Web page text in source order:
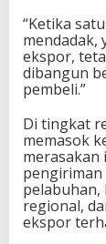
“Ketika
mendadak,
ekspor,
dibangun
pembeli.”
Di tingkat
memasok
merasakan
regional,
ekspor